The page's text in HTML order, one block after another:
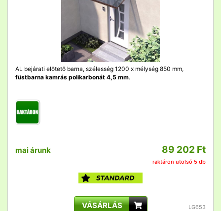
AL bejárati előtető barna, szélesség 1200 x mélység 850 mm,
füstbarna kamrás polikarbonát 4,5 mm.
mai árunk 89 202 Ft
raktáron utolsó 5 db
VÁSÁRLÁS LG653